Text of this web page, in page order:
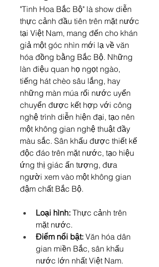
"Tinh Hoa Bắc Bộ" là show diễn
thực cảnh đầu tiên trên mặt nước
tại Việt Nam, mang đến cho khán
giả một góc nhìn mới lạ về văn
hóa đồng bằng Bắc Bộ. Những
làn điệu quan họ ngọt ngào,
tiếng hát chèo sâu lắng, hay
những màn múa rối nước uyển
chuyển được kết hợp với công
nghệ trình diễn hiện đại, tạo nên
một không gian nghệ thuật đầy
màu sắc. Sân khấu được thiết kế
độc đáo trên mặt nước, tạo hiệu
ứng thị giác ấn tượng, đưa
người xem vào một không gian
đậm chất Bắc Bộ.
Loại hình: Thực cảnh trên
mặt nước.
Điểm nổi bật: Văn hóa dân
gian miền Bắc, sân khấu
nước lớn nhất Việt Nam.